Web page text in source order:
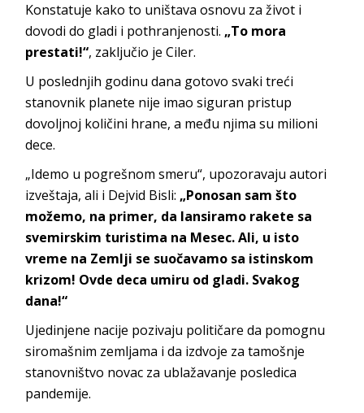
Konstatuje kako to uništava osnovu za život i
dovodi do gladi i pothranjenosti.„To mora
prestati!“, zaključio je Ciler.
U poslednjih godinu dana gotovo svaki treći
stanovnik planete nije imao siguran pristup
dovoljnoj količini hrane, a među njima su milioni
dece.
„Idemo u pogrešnom smeru“, upozoravaju autori
izveštaja, ali i Dejvid Bisli: „Ponosan sam što
možemo, na primer, da lansiramo rakete sa
svemirskim turistima na Mesec. Ali, u isto
vreme na Zemlji se suočavamo sa istinskom
krizom! Ovde deca umiru od gladi. Svakog
dana!“
Ujedinjene nacije pozivaju političare da pomognu
siromašnim zemljama i da izdvoje za tamošnje
stanovništvo novac za ublažavanje posledica
pandemije.